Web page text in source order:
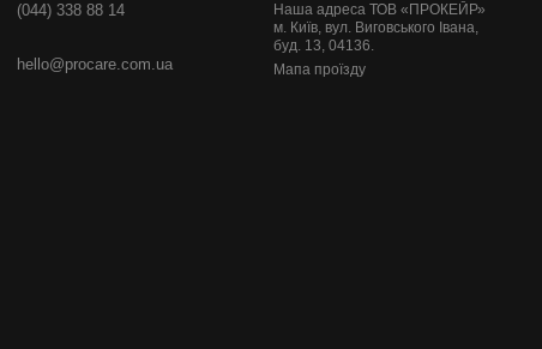
(044) 338 88 14
hello@procare.com.ua
Наша адреса ТОВ «ПРОКЕЙР»
м. Київ, вул. Виговського Івана,
буд. 13, 04136.
Мапа проїзду